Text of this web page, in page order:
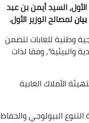
السيد أيمن بن عبد
بيانلمصالح الوزير الأول.
وطنية للغابات تتضمن
والبيئية", وفقا لذات
الأملاك الغابية
البيولوجي والحفاظ